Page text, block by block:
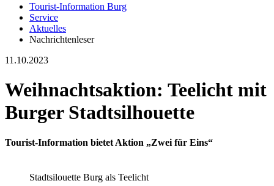
Tourist-Information Burg
Service
Aktuelles
Nachrichtenleser
11.10.2023
Weihnachtsaktion: Teelicht mit
Burger Stadtsilhouette
Tourist-Information bietet Aktion „Zwei für Eins“
Stadtsilouette Burg als Teelicht